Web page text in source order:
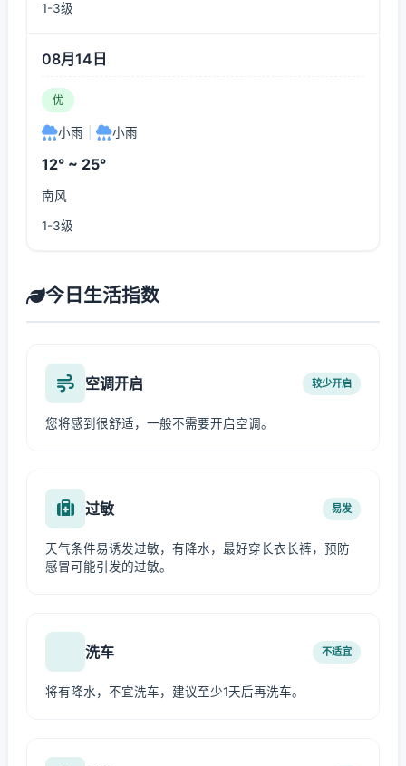
1-3级
08月14日
优
小雨 小雨
12° ~ 25°
南风
1-3级
今日生活指数
空调开启 较少开启
您将感到很舒适，一般不需要开启空调。
过敏 易发
天气条件易诱发过敏，有降水，最好穿长衣长裤，预防
感冒可能引发的过敏。
洗车 不适宜
将有降水，不宜洗车，建议至少1天后再洗车。